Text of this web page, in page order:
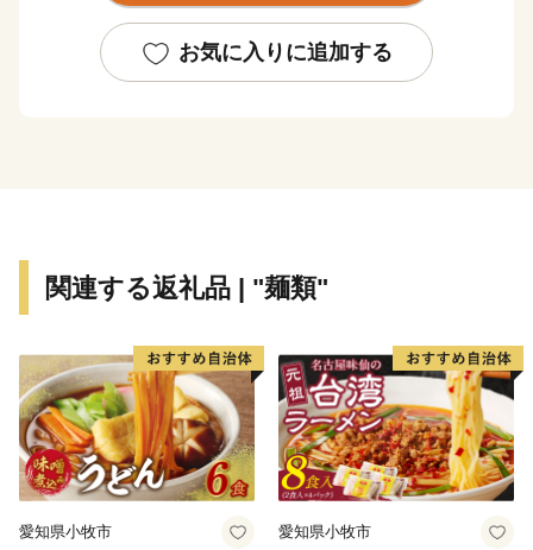
※今帰仁村のふるさと納税お礼品はすべて今帰仁村の地
お気に入りに追加する
関連する返礼品 | "麺類"
愛知県小牧市 愛知県小牧市